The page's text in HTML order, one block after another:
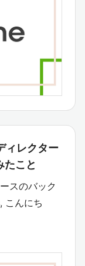
ィレクター
たこと
スのバック
こんにち